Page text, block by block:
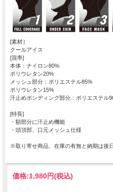
[素材］
クールアイス
[混率]
本体：ナイロン80%
ポリウレタン20%
メッシュ部分：ポリエステル85%
ポリウレタン15%
汗止めボンディング部分：ポリエステル
[特長]
・額部分に汗止め機能
・頭頂部、口元メッシュ仕様
※取り寄せ商品、在庫の有無と納期は後
価格:1,980円(税込)